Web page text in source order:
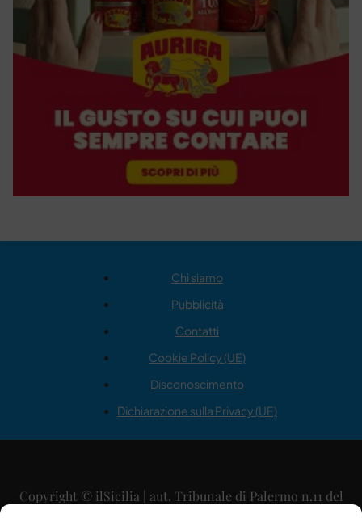
Chi siamo
Pubblicità
Contatti
Cookie Policy (UE)
Disconoscimento
Dichiarazione sulla Privacy (UE)
Copyright © ilSicilia | aut. Tribunale di Palermo n.11 del